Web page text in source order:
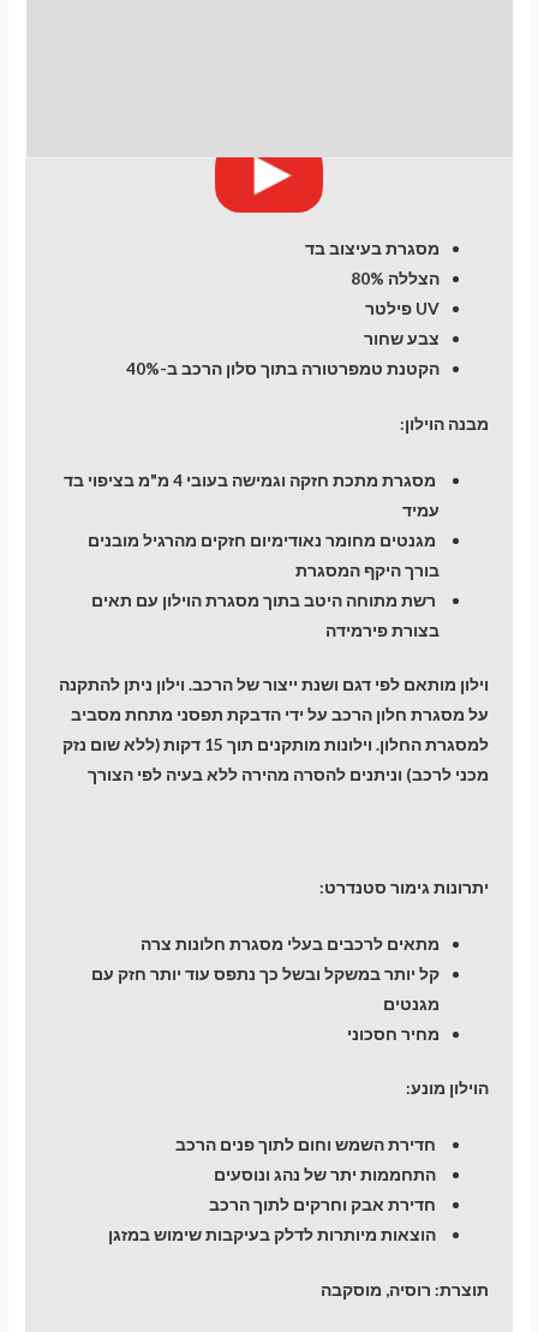
מסגרת בעיצוב בד
הצללה 80%
UV פילטר
צבע שחור
הקטנת טמפרטורה בתוך סלון הרכב ב-40%
מבנה הוילון:
מסגרת מתכת חזקה וגמישה בעובי 4 מ"מ בציפוי בד
עמיד
מגנטים מחומר נאודימיום חזקים מהרגיל מובנים
בורך היקף המסגרת
רשת מתוחה היטב בתוך מסגרת הוילון עם תאים
בצורת פירמידה
וילון מותאם לפי דגם ושנת ייצור של הרכב. וילון ניתן להתקנה
על מסגרת חלון הרכב על ידי הדבקת תפסני מתחת מסביב
למסגרת החלון. וילונות מותקנים תוך 15 דקות (ללא שום נזק
מכני לרכב) וניתנים להסרה מהירה ללא בעיה לפי הצורך
יתרונות גימור סטנדרט:
מתאים לרכבים בעלי מסגרת חלונות צרה
קל יותר במשקל ובשל כך נתפס עוד יותר חזק עם
מגנטים
מחיר חסכוני
הוילון מונע:
חדירת השמש וחום לתוך פנים הרכב
התחממות יתר של נהג ונוסעים
חדירת אבק וחרקים לתוך הרכב
הוצאות מיותרות לדלק בעיקבות שימוש במזגן
תוצרת: רוסיה, מוסקבה